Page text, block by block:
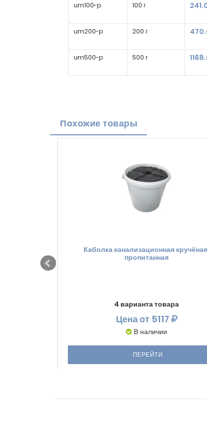
um100-p 100 г
um200-p 200 г
um500-p 500 г
Похожие товары
Каболка канализационная
пропитанная
4 варианта товара
Ценаот 5117
В наличии
ПЕРЕЙТИ